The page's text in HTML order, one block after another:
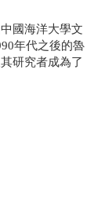
國海洋大學文
年代之後的魯
研究者成為了